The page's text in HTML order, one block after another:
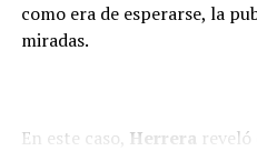
como era de esperarse, la
miradas.
En este caso, Herrera reveló